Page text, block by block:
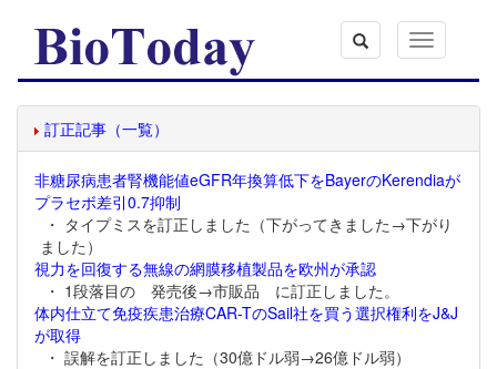
Toggle
navigation
訂正記事（一覧）
非糖尿病患者腎機能値eGFR年換算低下をBayerのKerendiaが
プラセボ差引0.7抑制
・ タイプミスを訂正しました（下がってきました→下がり
ました）
視力を回復する無線の網膜移植製品を欧州が承認
・ 1段落目の 発売後→市販品 に訂正しました。
体内仕立て免疫疾患治療CAR-TのSail社を買う選択権利をJ&J
が取得
・ 誤解を訂正しました（30億ドル弱→26億ドル弱）